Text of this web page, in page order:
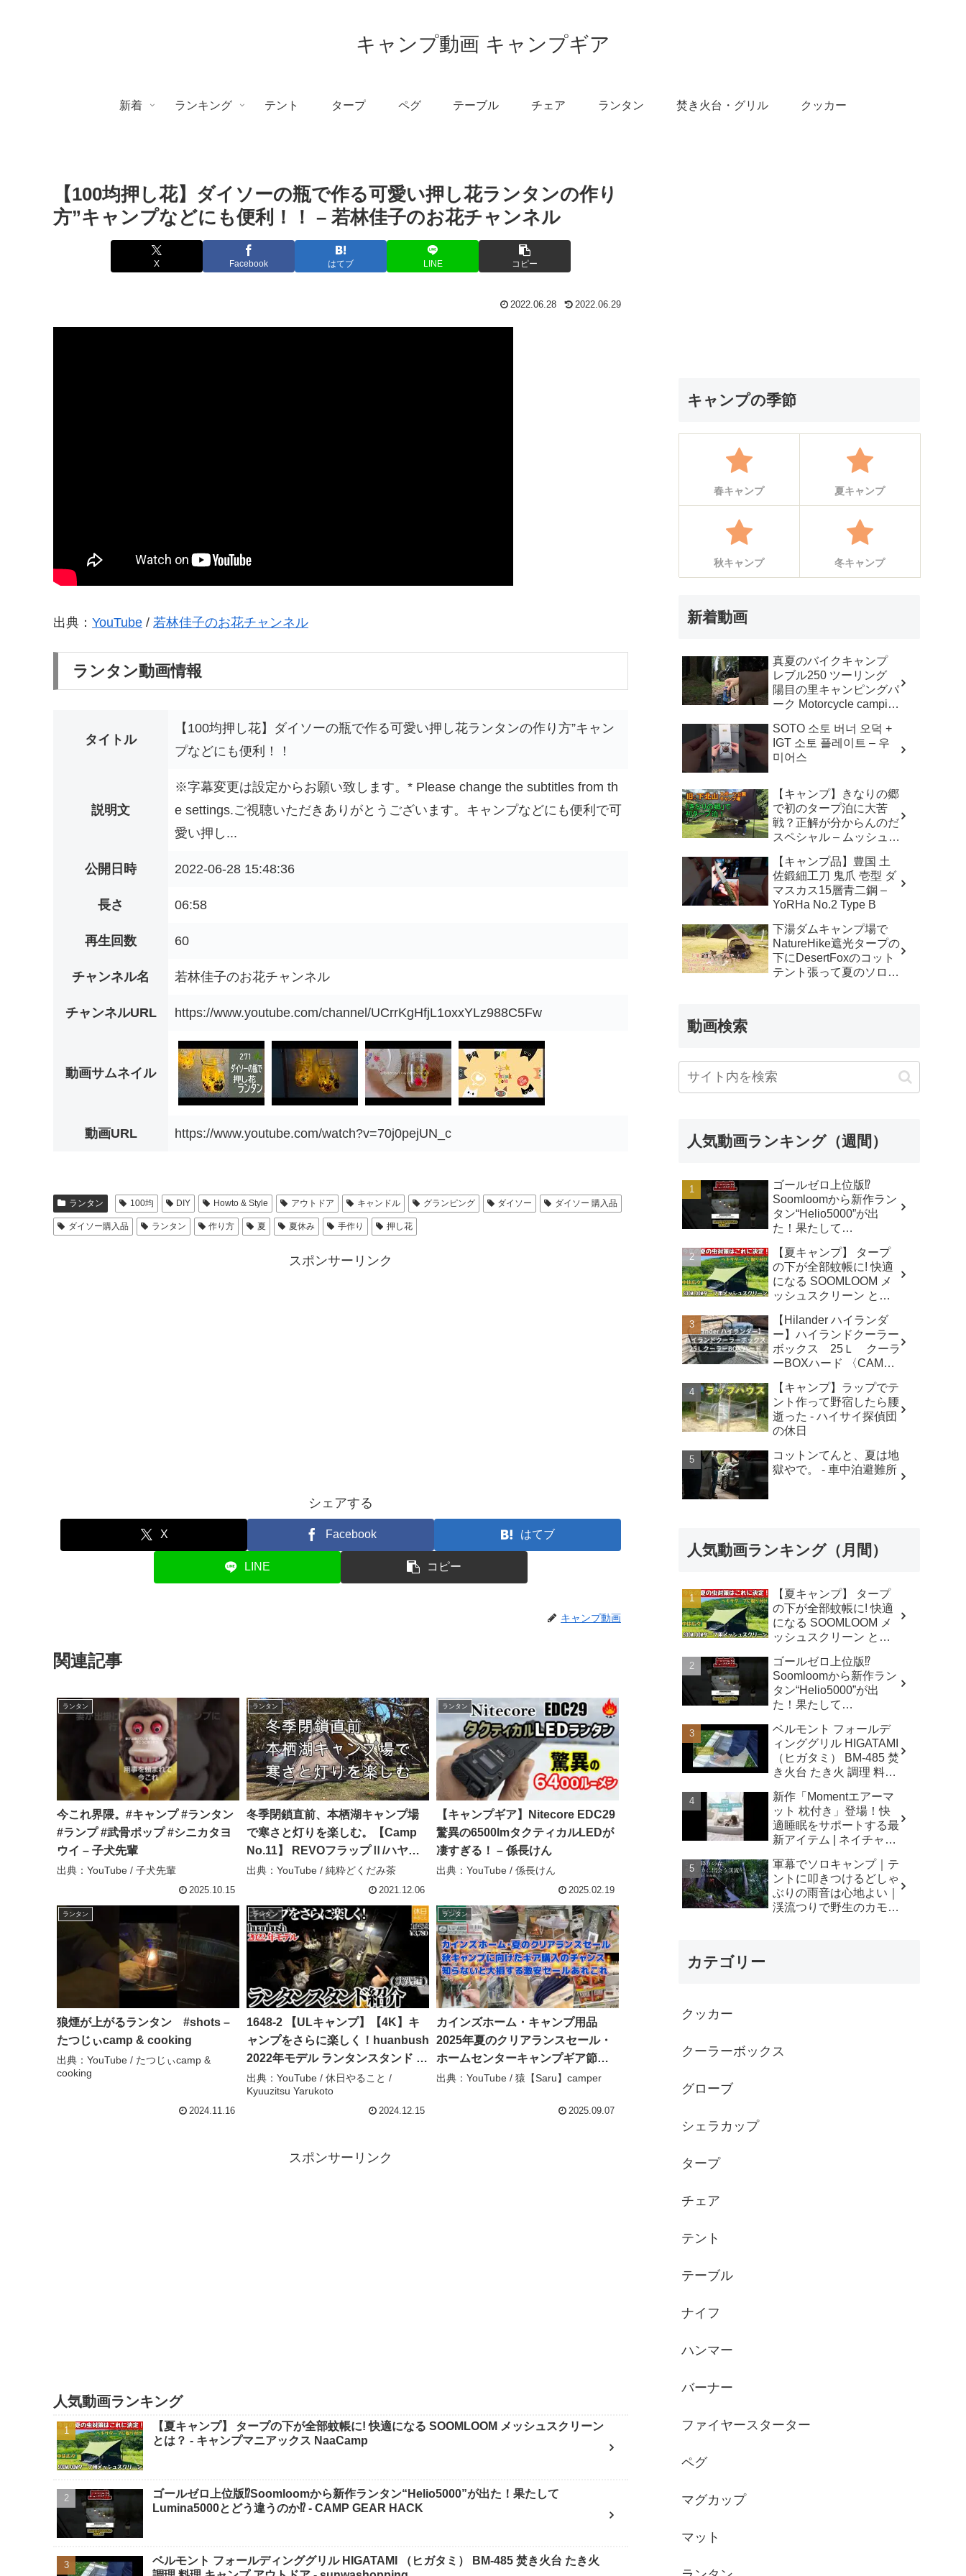
キャンプ動画 キャンプギア
新着 ランキング テント タープ ペグ テーブル チェア ランタン 焚き火台・グリル クッカー
【100均押し花】ダイソーの瓶で作る可愛い押し花ランタンの作り
方”キャンプなどにも便利！！ – 若林佳子のお花チャンネル
X Facebook はてブ LINE コピー
2022.06.28 2022.06.29
出典： YouTube / 若林佳子のお花チャンネル
ランタン動画情報
タイトル
【100均押し花】ダイソーの瓶で作る可愛い押し花ランタンの作り方”キャン
プなどにも便利！！
説明文
※字幕変更は設定からお願い致します。* Please change the subtitles from th
e settings.ご視聴いただきありがとうございます。キャンプなどにも便利で可
愛い押し...
公開日時 2022-06-28 15:48:36
長さ 06:58
再生回数 60
チャンネル名 若林佳子のお花チャンネル
チャンネルURL https://www.youtube.com/channel/UCrrKgHfjL1oxxYLz988C5Fw
動画サムネイル
動画URL https://www.youtube.com/watch?v=70j0pejUN_c
ランタン 100均 DIY Howto & Style アウトドア キャンドル グランピング ダイソー ダイソー 購入品
ダイソー購入品 ランタン 作り方 夏 夏休み 手作り 押し花
スポンサーリンク
シェアする
X Facebook はてブ
LINE コピー
キャンプ動画
関連記事
ランタン
今これ界隈。#キャンプ #ランタン
#ランプ #武骨ポップ #シニカタヨ
ウイ – 子犬先輩
出典：YouTube / 子犬先輩
2025.10.15
ランタン
冬季閉鎖直前、本栖湖キャンプ場
で寒さと灯りを楽しむ。【Camp
No.11】 REVOフラップⅡ/ハヤブ
サテント/キャンプ/風避け/風対策/
本栖湖キャンプ場/ランタン/ポタリ
ーライト – 純粋どくだみ茶
出典：YouTube / 純粋どくだみ茶
2021.12.06
ランタン
【キャンプギア】Nitecore EDC29
驚異の6500lmタクティカルLEDが
凄すぎる！ – 係長けん
出典：YouTube / 係長けん
2025.02.19
ランタン
狼煙が上がるランタン #shots –
たつじぃcamp & cooking
出典：YouTube / たつじぃcamp &
cooking
2024.11.16
ランタン
1648-2 【ULキャンプ】【4K】キ
ャンプをさらに楽しく！huanbush
2022年モデル ランタンスタンド 打
ち込み式紹介(実践編) – 休日やるこ
と / Kyuuzitsu Yarukoto
出典：YouTube / 休日やること /
Kyuuzitsu Yarukoto
2024.12.15
ランタン
カインズホーム・キャンプ用品
2025年夏のクリアランスセール・
ホームセンターキャンプギア節約
術・チタンペグ・LEDランタン・
イアーライターなど – 猿【Saru】
出典：YouTube / 猿【Saru】camper
2025.09.07
スポンサーリンク
人気動画ランキング
【夏キャンプ】 タープの下が全部蚊帳に! 快適になる SOOMLOOM メッシュスクリーン
とは？ - キャンプマニアックス NaaCamp
ゴールゼロ上位版⁉️Soomloomから新作ランタン“Helio5000”が出た！果たして
Lumina5000とどう違うのか⁉️ - CAMP GEAR HACK
ベルモント フォールディンググリル HIGATAMI （ヒガタミ） BM-485 焚き火台 たき火
キャンプの季節
春キャンプ 夏キャンプ
秋キャンプ 冬キャンプ
新着動画
真夏のバイクキャンプ
レブル250 ツーリング
陽目の里キャンピングパ
ーク Motorcycle camping
Motorcycle Camping
MUGI 麦焼酎二十度ロッ
ク バイク キャンプ
SOTO 소토 버너 오덕 +
IGT 소토 플레이트 – 우
미어스
【キャンプ】きなりの郷
で初のタープ泊に大苦
戦？正解が分からんのだ
スペシャル – ムッシュ
【キャンプ品】豊国 土
佐鍛細工刀 鬼爪 壱型 ダ
マスカス15層青二鋼 –
YoRHa No.2 Type B
下湯ダムキャンプ場で
NatureHike遮光タープの
下にDesertFoxのコット
テント張って夏のソロキ
動画検索
人気動画ランキング（週間）
ゴールゼロ上位版⁉️
Soomloomから新作ラン
タン“Helio5000”が出
た！果たして
のか⁉️ - CAMP GEAR
HACK
【夏キャンプ】 タープ
の下が全部蚊帳に! 快適
になる SOOMLOOM メ
ッシュスクリーン と
クス NaaCamp
【Hilander ハイランダ
ー】ハイランドクーラー
ボックス 25Ｌ クーラ
ーBOXハード 〈CAMP
ケットオンラインショッ
プ〉商品紹介動画 -
CAMP MARKET
【キャンプ】ラップでテ
ント作って野宿したら腰
逝った - ハイサイ探偵団
の休日
コットンてんと、夏は地
獄やで。 - 車中泊避難所
人気動画ランキング（月間）
【夏キャンプ】 タープ
の下が全部蚊帳に! 快適
になる SOOMLOOM メ
ッシュスクリーン と
クス NaaCamp
ゴールゼロ上位版⁉️
Soomloomから新作ラン
タン“Helio5000”が出
た！果たして
のか⁉️ - CAMP GEAR
HACK
ベルモント フォールデ
ィンググリル HIGATAMI
（ヒガタミ） BM-485 焚
き火台 たき火 調理 料理
sunwashopping
新作「Momentエアーマ
ット 枕付き」登場！快
適睡眠をサポートする最
新アイテム | ネイチャー
チャンネル
軍幕でソロキャンプ｜テ
ントに叩きつけるどしゃ
ぶりの雨音は心地よい｜
渓流つりで野生のカモシ
カテゴリー
クッカー
クーラーボックス
グローブ
シェラカップ
タープ
チェア
テント
テーブル
ナイフ
ハンマー
バーナー
ファイヤースターター
ペグ
マグカップ
マット